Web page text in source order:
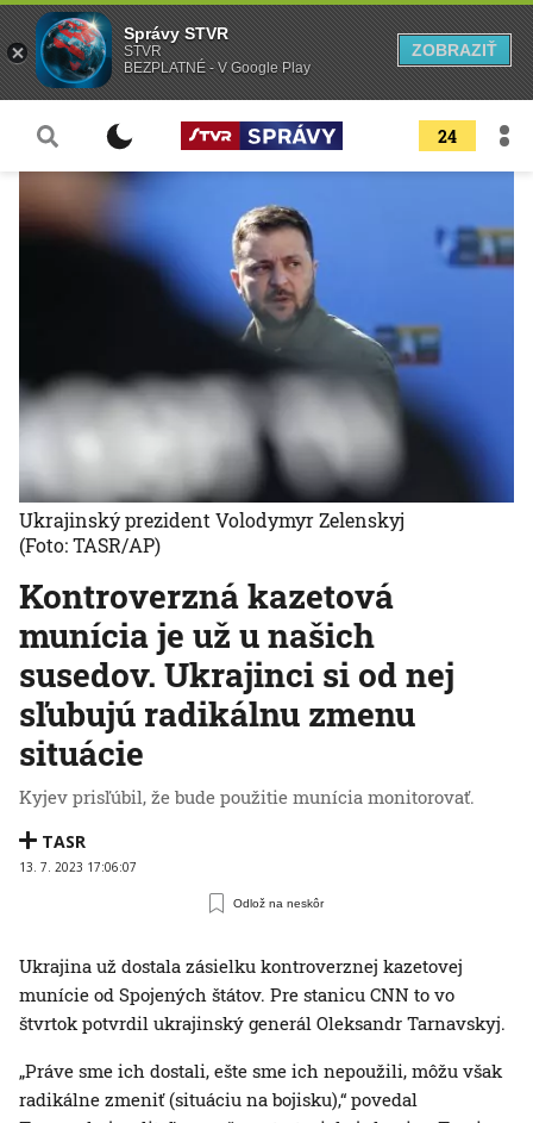
24
Kontroverzná kazetová
munícia je už u našich
susedov. Ukrajinci si od nej
sľubujú radikálnu zmenu
situácie
Kyjev prisľúbil, že bude použitie munícia monitorovať.
TASR
13. 7. 2023 17:06:07
Odlož na neskôr
Ukrajinský prezident Volodymyr Zelenskyj
(Foto: TASR/AP)
Ukrajina už dostala zásielku kontroverznej kazetovej
munície od Spojených štátov. Pre stanicu CNN to vo
štvrtok potvrdil ukrajinský generál Oleksandr Tarnavskyj.
„Práve sme ich dostali, ešte sme ich nepoužili, môžu však
radikálne zmeniť (situáciu na bojisku),“ povedal
Správy STVR
STVR
BEZPLATNÉ - V Google Play
ZOBRAZIŤ